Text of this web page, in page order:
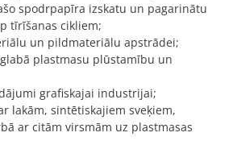
spodrpapīra izskatu un pagarinātu
tīrīšanas cikliem;
un pildmateriālu apstrādei;
plastmasu plūstamību un
grafiskajai industrijai;
lakām, sintētiskajiem sveķiem,
ar citām virsmām uz plastmasas